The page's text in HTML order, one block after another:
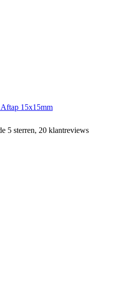
15x15mm
5 sterren, 20 klantreviews